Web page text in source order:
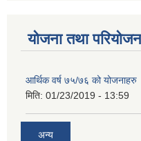
योजना तथा
आर्थिक वर्ष ७५/७६ को योजनाहरु
मिति: 01/23/2019 - 13:59
अन्य